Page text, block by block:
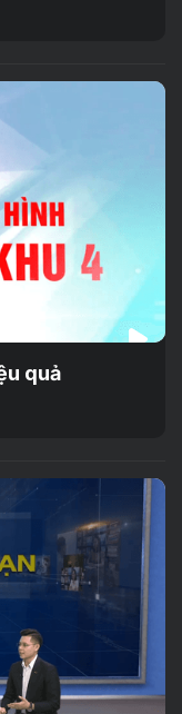
quả